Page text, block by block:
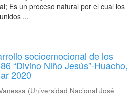
Es un proceso natural por el cual los
...
socioemocional de los
“Divino Niño Jesús”-Huacho,
2020
(Universidad Nacional José